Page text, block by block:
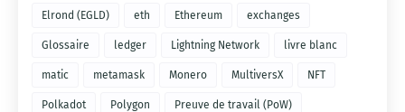
Elrond (EGLD) eth Ethereum exchanges
Glossaire ledger Lightning Network livre blanc
matic metamask Monero MultiversX NFT
Polkadot Polygon Preuve de travail (PoW)